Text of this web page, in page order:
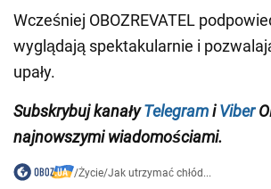
Wcześniej OBOZREVATEL
wyglądają spektakularnie i
upały.
Subskrybuj kanałyTelegramiViber
najnowszymi wiadomościami.
/Życie/Jak utrzymać chłód...